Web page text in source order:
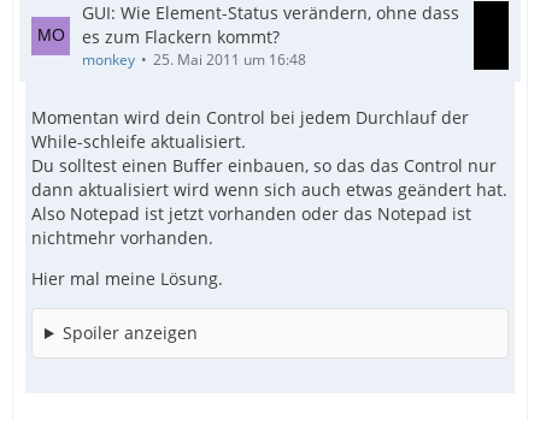
GUI: Wie Element-Status verändern, ohne dass
es zum Flackern kommt?
monkey 25. Mai 2011 um 16:48
Momentan wird dein Control bei jedem Durchlauf der
While-schleife aktualisiert.
Du solltest einen Buffer einbauen, so das das Control nur
dann aktualisiert wird wenn sich auch etwas geändert hat.
Also Notepad ist jetzt vorhanden oder das Notepad ist
nichtmehr vorhanden.
Hier mal meine Lösung.
Spoiler anzeigen